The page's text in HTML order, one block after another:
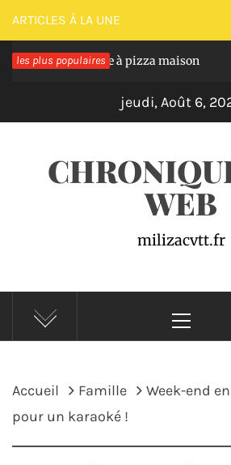
Passer
au
contenu
ARTICLES À LA UNE
les plus populaires
une pâte à pizza maison Il y a
jeudi, Août 6,
WEB
milizacvtt.fr
principal
Accueil Famille
Week-end
pour un karaoké !